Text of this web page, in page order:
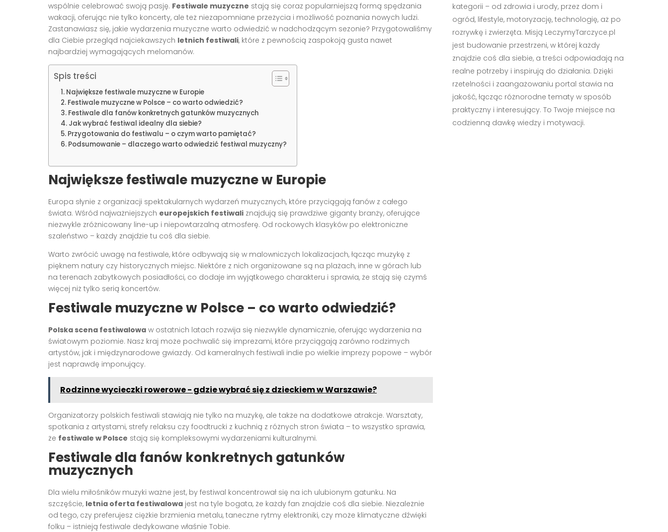
wspólnie celebrować swoją pasję. Festiwale muzyczne stają się coraz popularniejszą formą spędzania
wakacji, oferując nie tylko koncerty, ale też niezapomniane przeżycia i możliwość poznania nowych ludzi.
Zastanawiasz się, jakie wydarzenia muzyczne warto odwiedzić w nadchodzącym sezonie? Przygotowaliśmy
dla Ciebie przegląd najciekawszych letnich festiwali, które z pewnością zaspokoją gusta nawet
najbardziej wymagających melomanów.
Spis treści
Największe festiwale muzyczne w Europie
Festiwale muzyczne w Polsce – co warto odwiedzić?
Festiwale dla fanów konkretnych gatunków muzycznych
Jak wybrać festiwal idealny dla siebie?
Przygotowania do festiwalu – o czym warto pamiętać?
Podsumowanie – dlaczego warto odwiedzić festiwal muzyczny?
Największe festiwale muzyczne w Europie
Europa słynie z organizacji spektakularnych wydarzeń muzycznych, które przyciągają fanów z całego
świata. Wśród najważniejszych europejskich festiwali znajdują się prawdziwe giganty branży, oferujące
niezwykle zróżnicowany line-up i niepowtarzalną atmosferę. Od rockowych klasyków po elektroniczne
szaleństwo – każdy znajdzie tu coś dla siebie.
Warto zwrócić uwagę na festiwale, które odbywają się w malowniczych lokalizacjach, łącząc muzykę z
pięknem natury czy historycznych miejsc. Niektóre z nich organizowane są na plażach, inne w górach lub
na terenach zabytkowych posiadłości, co dodaje im wyjątkowego charakteru i sprawia, że stają się czymś
więcej niż tylko serią koncertów.
Festiwale muzyczne w Polsce – co warto odwiedzić?
Polska scena festiwalowa w ostatnich latach rozwija się niezwykle dynamicznie, oferując wydarzenia na
światowym poziomie. Nasz kraj może pochwalić się imprezami, które przyciągają zarówno rodzimych
artystów, jak i międzynarodowe gwiazdy. Od kameralnych festiwali indie po wielkie imprezy popowe – wybór
jest naprawdę imponujący.
Rodzinne wycieczki rowerowe - gdzie wybrać się z dzieckiem w Warszawie?
Organizatorzy polskich festiwali stawiają nie tylko na muzykę, ale także na dodatkowe atrakcje. Warsztaty,
spotkania z artystami, strefy relaksu czy foodtrucki z kuchnią z różnych stron świata – to wszystko sprawia,
że festiwale w Polsce stają się kompleksowymi wydarzeniami kulturalnymi.
Festiwale dla fanów konkretnych gatunków
muzycznych
Dla wielu miłośników muzyki ważne jest, by festiwal koncentrował się na ich ulubionym gatunku. Na
szczęście, letnia oferta festiwalowa jest na tyle bogata, że każdy fan znajdzie coś dla siebie. Niezależnie
od tego, czy preferujesz ciężkie brzmienia metalu, taneczne rytmy elektroniki, czy może klimatyczne dźwięki
folku – istnieją festiwale dedykowane właśnie Tobie.
kategorii – od zdrowia i urody, przez dom i
ogród, lifestyle, motoryzację, technologię, aż po
rozrywkę i zwierzęta. Misją LeczymyTarczyce.pl
jest budowanie przestrzeni, w której każdy
znajdzie coś dla siebie, a treści odpowiadają na
realne potrzeby i inspirują do działania. Dzięki
rzetelności i zaangażowaniu portal stawia na
jakość, łącząc różnorodne tematy w sposób
praktyczny i interesujący. To Twoje miejsce na
codzienną dawkę wiedzy i motywacji.